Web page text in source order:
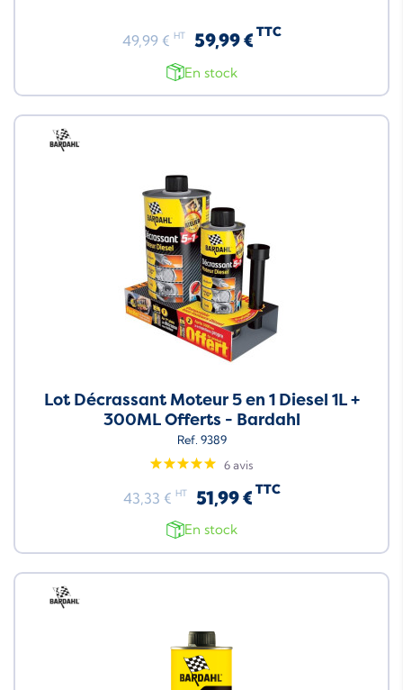
49,99 € HT 59,99 € TTC
En stock
Neuf
Lot Décrassant Moteur 5 en 1 Diesel 1L +
300ML Offerts - Bardahl
Ref. 9389
6 avis
43,33 € HT 51,99 € TTC
En stock
Neuf